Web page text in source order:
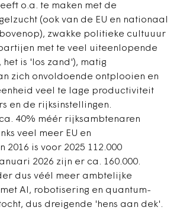
o.a. te maken met de
(ook van de EU en nationaal
zwakke politieke cultuuur
met te veel uiteenlopende
is 'los zand'), matig
zich onvoldoende ontplooien en
veel te lage productiviteit
en de rijksinstellingen.
40% méér rijksambtenaren
veel meer EU en
2016 is voor 2025 112.000
2026 zijn er ca. 160.000.
dus véél meer ambtelijke
AI, robotisering en quantum-
dus dreigende 'hens aan dek'.